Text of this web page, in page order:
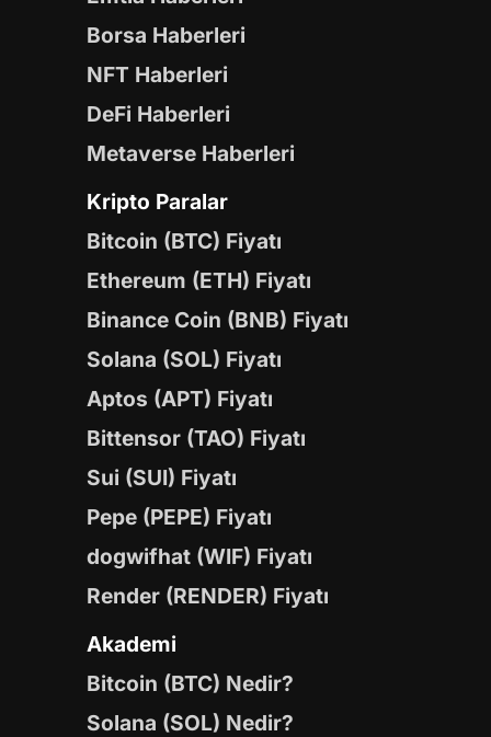
Borsa Haberleri
NFT Haberleri
DeFi Haberleri
Metaverse Haberleri
Kripto Paralar
Bitcoin (BTC) Fiyatı
Ethereum (ETH) Fiyatı
Binance Coin (BNB) Fiyatı
Solana (SOL) Fiyatı
Aptos (APT) Fiyatı
Bittensor (TAO) Fiyatı
Sui (SUI) Fiyatı
Pepe (PEPE) Fiyatı
dogwifhat (WIF) Fiyatı
Render (RENDER) Fiyatı
Akademi
Bitcoin (BTC) Nedir?
Solana (SOL) Nedir?